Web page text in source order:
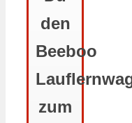
den
Beeboo
zum